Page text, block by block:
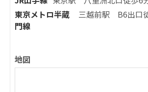
東京メトロ半蔵
門線
三越前駅 B6出口
地図